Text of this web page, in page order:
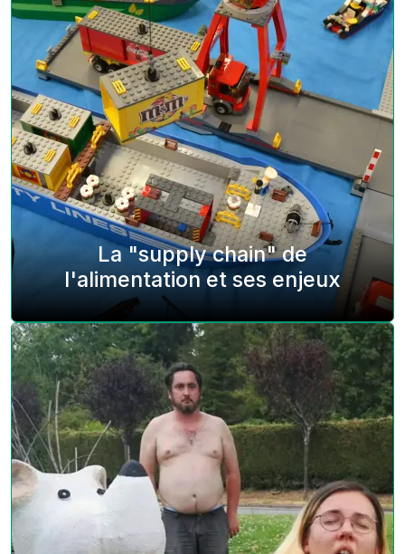
La "supply chain" de
l'alimentation et ses enjeux